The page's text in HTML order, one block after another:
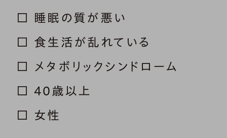
□ 睡眠の質が悪い
□ 食生活が乱れている
□ メタボリックシンドローム
□ 40歳以上
□ 女性